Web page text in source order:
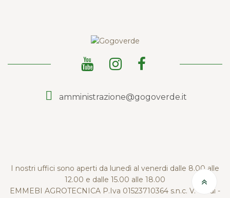
amministrazione@gogoverde.it
I nostri uffici sono aperti da lunedì al venerdi dalle 8.00 alle
12.00 e dalle 15.00 alle 18.00
EMMEBI AGROTECNICA P.Iva 01523710364 s.n.c. V. Verdi -